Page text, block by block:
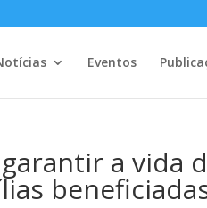
Eventos
a vida